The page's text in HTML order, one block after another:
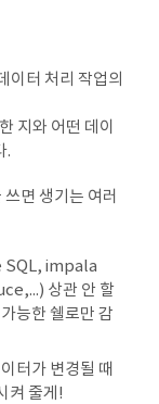
이터 처리 작업의
지와 어떤 데이
.
면 생기는 여러
SQL, impala
상관 안 할
능한 쉘로만 감
터가 변경될 때
켜 줄게!